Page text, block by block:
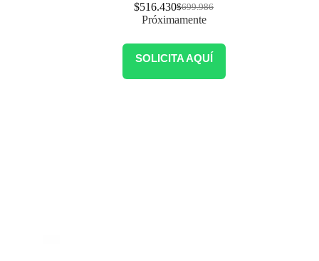
$699.986
$516.430
Próximamente
SOLICITA AQUÍ